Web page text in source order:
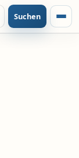
Suchen